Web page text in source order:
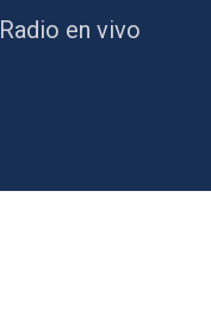
Radio en vivo